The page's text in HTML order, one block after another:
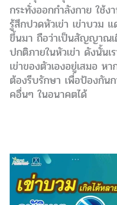
กระทั่งออกกำลังกาย ใช้ง
รู้สึกปวดหัวเข่า เข่าบวม
ขึ้นมา ถือว่าเป็นสัญญาณ
ปกติภายในหัวเข่า ดังนั้นเ
เข่าของตัวเองอยู่เสมอ ห
ต้องรีบรักษา เพื่อป้องกัน
คอื่นๆ ในอนาคตได้